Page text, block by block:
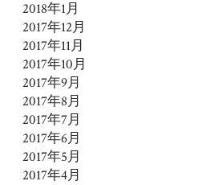
2018年1月
2017年12月
2017年11月
2017年10月
2017年9月
2017年8月
2017年7月
2017年6月
2017年5月
2017年4月